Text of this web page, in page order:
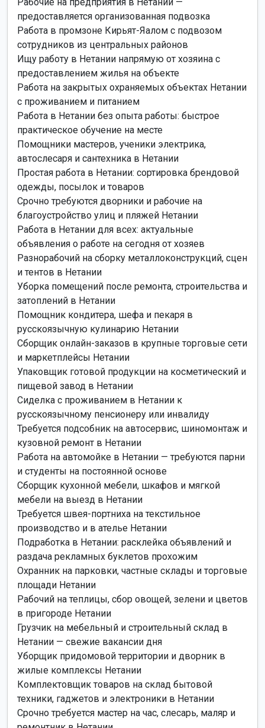
предоставляется организованная подвозка
Работа в промзоне Кирьят-Яалом с подвозом
сотрудников из центральных районов
Ищу работу в Нетании напрямую от хозяина с
предоставлением жилья на объекте
Работа на закрытых охраняемых объектах Нетании
с проживанием и питанием
Работа в Нетании без опыта работы: быстрое
практическое обучение на месте
Помощники мастеров, ученики электрика,
автослесаря и сантехника в Нетании
Простая работа в Нетании: сортировка брендовой
одежды, посылок и товаров
Срочно требуются дворники и рабочие на
благоустройство улиц и пляжей Нетании
Работа в Нетании для всех: актуальные
объявления о работе на сегодня от хозяев
Разнорабочий на сборку металлоконструкций, сцен
и тентов в Нетании
Уборка помещений после ремонта, строительства и
затоплений в Нетании
Помощник кондитера, шефа и пекаря в
русскоязычную кулинарию Нетании
Сборщик онлайн-заказов в крупные торговые сети
и маркетплейсы Нетании
Упаковщик готовой продукции на косметический и
пищевой завод в Нетании
Сиделка с проживанием в Нетании к
русскоязычному пенсионеру или инвалиду
Требуется подсобник на автосервис, шиномонтаж и
кузовной ремонт в Нетании
Работа на автомойке в Нетании — требуются парни
и студенты на постоянной основе
Сборщик кухонной мебели, шкафов и мягкой
мебели на выезд в Нетании
Требуется швея-портниха на текстильное
производство и в ателье Нетании
Подработка в Нетании: расклейка объявлений и
раздача рекламных буклетов прохожим
Охранник на парковки, частные склады и торговые
площади Нетании
Рабочий на теплицы, сбор овощей, зелени и цветов
в пригороде Нетании
Грузчик на мебельный и строительный склад в
Нетании — свежие вакансии дня
Уборщик придомовой территории и дворник в
жилые комплексы Нетании
Комплектовщик товаров на склад бытовой
техники, гаджетов и электроники в Нетании
Срочно требуется мастер на час, слесарь, маляр и